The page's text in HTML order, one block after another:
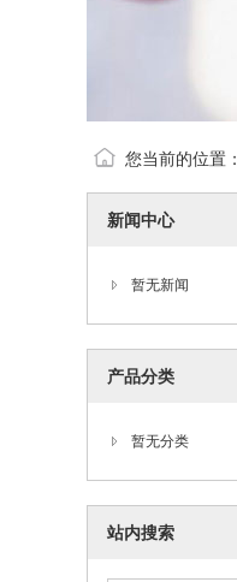
您当前的位置：
新闻中心
暂无新闻
产品分类
暂无分类
站内搜索